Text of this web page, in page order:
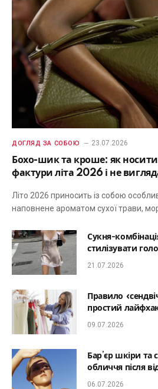
ДОГЛЯД ЗА СОБОЮ 23.07.2026
Бохо-шик та кроше: як
фактури літа 2026 і не
Літо 2026 приносить із собою
наповнене ароматом сухої трави,
Сукня-
стилізувати
до романтичної
21.07.2026
Правило
простий
який образ
09.07.2026
Бар’єр шкіри та
обличчя після
фотостаріння
06.07.2026